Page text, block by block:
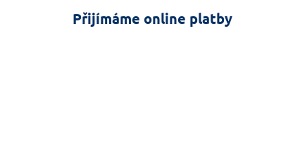
Přijímáme online platby